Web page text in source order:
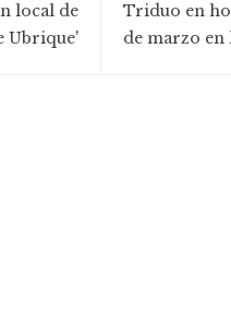
local de
Ubrique'
Triduo en
de marzo en